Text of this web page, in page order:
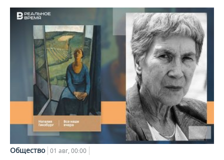
Общество 01 авг, 00:00